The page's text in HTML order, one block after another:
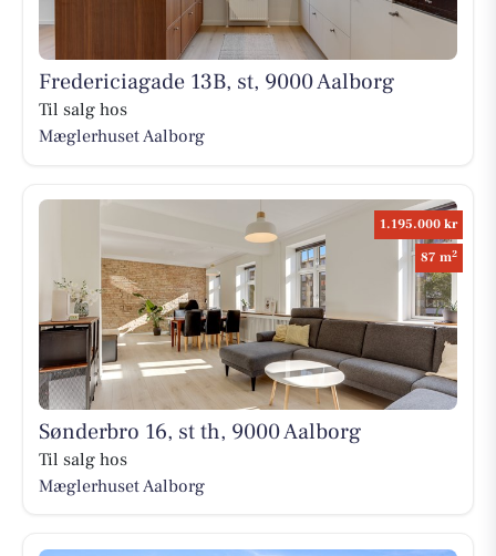
Fredericiagade 13B, st, 9000 Aalborg
Til salg hos
Mæglerhuset Aalborg
1.195.000 kr
87 m2
Sønderbro 16, st th, 9000 Aalborg
Til salg hos
Mæglerhuset Aalborg